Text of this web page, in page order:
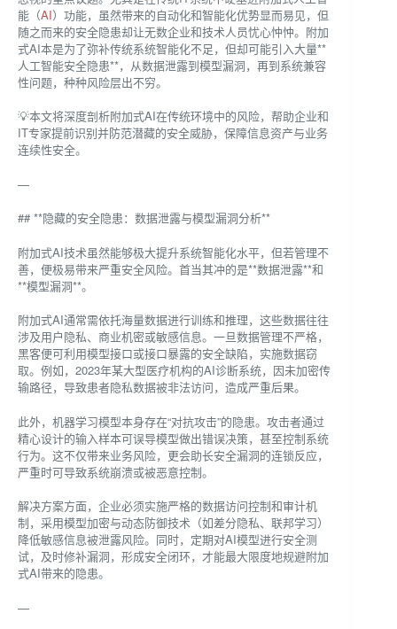
能（AI）功能，虽然带来的自动化和智能化优势显而易见，但
随之而来的安全隐患却让无数企业和技术人员忧心忡忡。附加
式AI本是为了弥补传统系统智能化不足，但却可能引入大量**
人工智能安全隐患**，从数据泄露到模型漏洞，再到系统兼容
性问题，种种风险层出不穷。
💡本文将深度剖析附加式AI在传统环境中的风险，帮助企业和
IT专家提前识别并防范潜藏的安全威胁，保障信息资产与业务
连续性安全。
—
## **隐藏的安全隐患：数据泄露与模型漏洞分析**
附加式AI技术虽然能够极大提升系统智能化水平，但若管理不
善，便极易带来严重安全风险。首当其冲的是**数据泄露**和
**模型漏洞**。
附加式AI通常需依托海量数据进行训练和推理，这些数据往往
涉及用户隐私、商业机密或敏感信息。一旦数据管理不严格，
黑客便可利用模型接口或接口暴露的安全缺陷，实施数据窃
取。例如，2023年某大型医疗机构的AI诊断系统，因未加密传
输路径，导致患者隐私数据被非法访问，造成严重后果。
此外，机器学习模型本身存在“对抗攻击”的隐患。攻击者通过
精心设计的输入样本可误导模型做出错误决策，甚至控制系统
行为。这不仅带来业务风险，更会助长安全漏洞的连锁反应，
严重时可导致系统崩溃或被恶意控制。
解决方案方面，企业必须实施严格的数据访问控制和审计机
制，采用模型加密与动态防御技术（如差分隐私、联邦学习）
降低敏感信息被泄露风险。同时，定期对AI模型进行安全测
试，及时修补漏洞，形成安全闭环，才能最大限度地规避附加
式AI带来的隐患。
—